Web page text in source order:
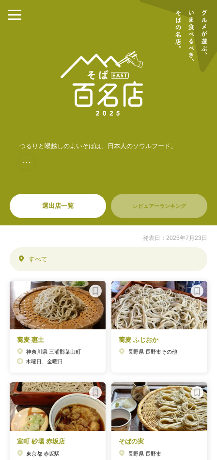
つるりと喉越しのよいそばは、日本人のソウルフード。
・・・
選出店一覧 レビュアーランキング
発表日：2025年7月23日
すべて
蕎麦 惠土
神奈川県 三浦郡葉山町
木曜日、金曜日
蕎麦 ふじおか
長野県 長野市その他
室町 砂場 赤坂店
東京都 赤坂駅
そばの実
長野県 長野市